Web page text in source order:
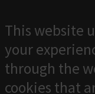
This website
your
through the
cookies that